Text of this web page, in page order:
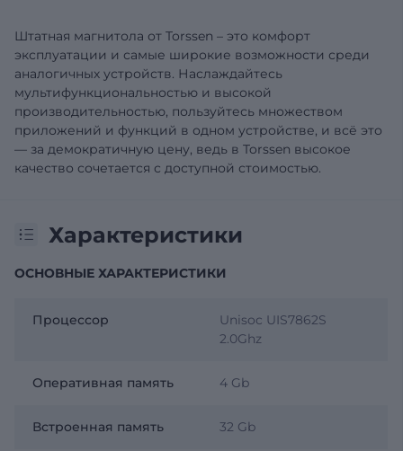
Штатная магнитола от Torssen – это комфорт
эксплуатации и самые широкие возможности среди
аналогичных устройств. Наслаждайтесь
мультифункциональностью и высокой
производительностью, пользуйтесь множеством
приложений и функций в одном устройстве, и всё это
— за демократичную цену, ведь в Torssen высокое
качество сочетается с доступной стоимостью.
Характеристики
ОСНОВНЫЕ ХАРАКТЕРИСТИКИ
Процессор
Unisoc UIS7862S
2.0Ghz
Оперативная память 4 Gb
Встроенная память 32 Gb